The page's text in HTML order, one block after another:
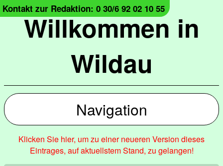
Willkommen in
Wildau
Kontakt zur Redaktion: 0 30/6 92 02 10 55
Navigation
Klicken Sie hier, um zu einer neueren Version dieses
Eintrages, auf aktuellstem Stand, zu gelangen!